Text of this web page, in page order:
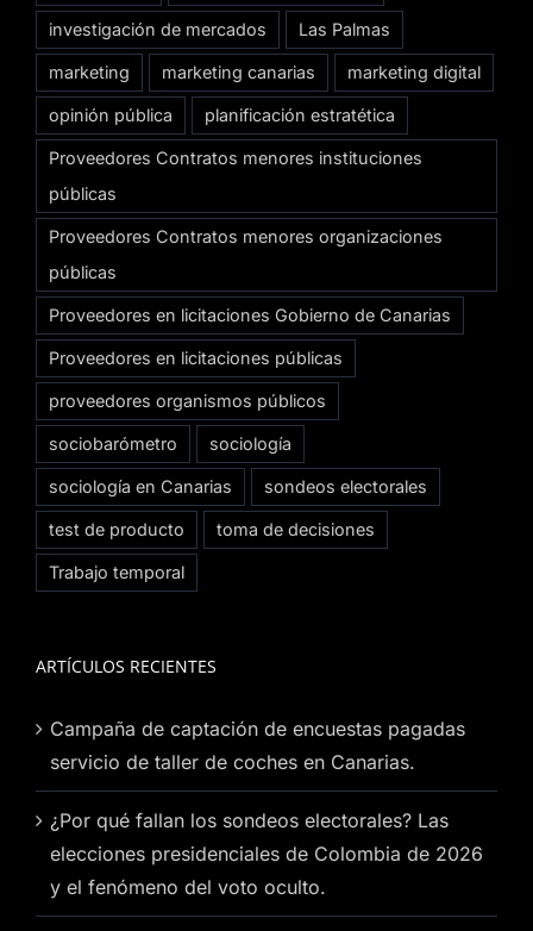
investigación de mercados Las Palmas
marketing marketing canarias marketing digital
opinión pública planificación estratética
Proveedores Contratos menores instituciones
públicas
Proveedores Contratos menores organizaciones
públicas
Proveedores en licitaciones Gobierno de Canarias
Proveedores en licitaciones públicas
proveedores organismos públicos
sociobarómetro sociología
sociología en Canarias sondeos electorales
test de producto toma de decisiones
Trabajo temporal
ARTÍCULOS RECIENTES
Campaña de captación de encuestas pagadas
servicio de taller de coches en Canarias.
¿Por qué fallan los sondeos electorales? Las
elecciones presidenciales de Colombia de 2026
y el fenómeno del voto oculto.